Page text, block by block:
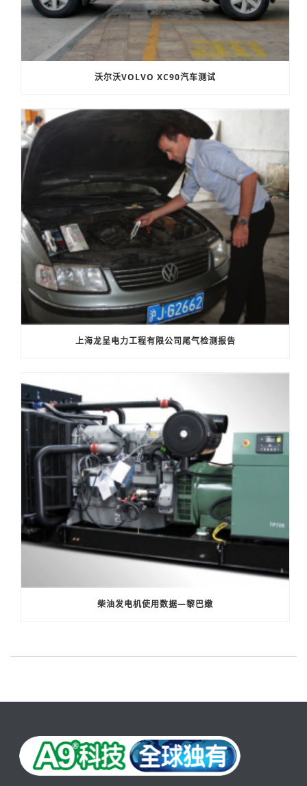
沃尔沃VOLVO XC90汽车测试
上海龙呈电力工程有限公司尾气检测报告
柴油发电机使用数据—黎巴嫩